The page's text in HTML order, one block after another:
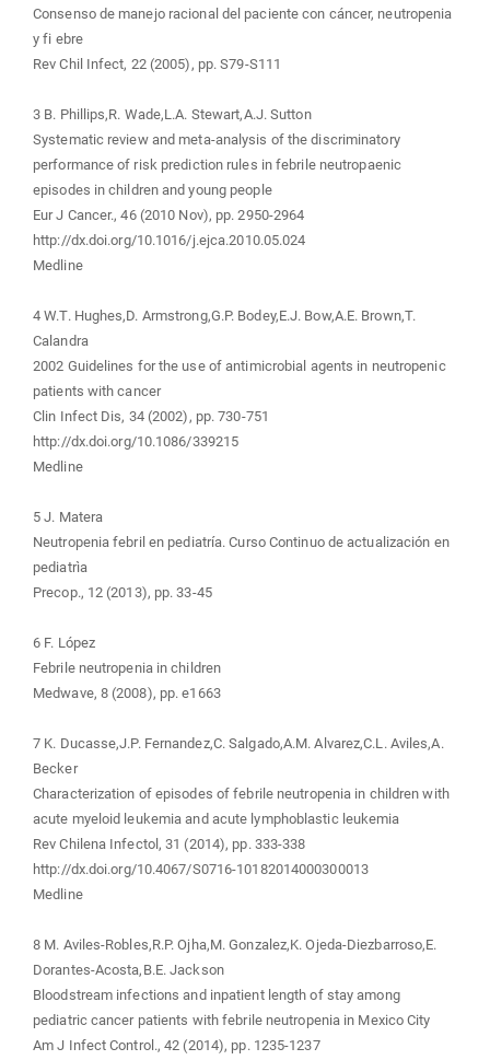
Consenso de manejo racional del paciente con cáncer, neutropenia
y fi ebre
Rev Chil Infect, 22 (2005), pp. S79-S111
3 B. Phillips,R. Wade,L.A. Stewart,A.J. Sutton
Systematic review and meta-analysis of the discriminatory
performance of risk prediction rules in febrile neutropaenic
episodes in children and young people
Eur J Cancer., 46 (2010 Nov), pp. 2950-2964
http://dx.doi.org/10.1016/j.ejca.2010.05.024
Medline
4 W.T. Hughes,D. Armstrong,G.P. Bodey,E.J. Bow,A.E. Brown,T.
Calandra
2002 Guidelines for the use of antimicrobial agents in neutropenic
patients with cancer
Clin Infect Dis, 34 (2002), pp. 730-751
http://dx.doi.org/10.1086/339215
Medline
5 J. Matera
Neutropenia febril en pediatría. Curso Continuo de actualización en
pediatrìa
Precop., 12 (2013), pp. 33-45
6 F. López
Febrile neutropenia in children
Medwave, 8 (2008), pp. e1663
7 K. Ducasse,J.P. Fernandez,C. Salgado,A.M. Alvarez,C.L. Aviles,A.
Becker
Characterization of episodes of febrile neutropenia in children with
acute myeloid leukemia and acute lymphoblastic leukemia
Rev Chilena Infectol, 31 (2014), pp. 333-338
http://dx.doi.org/10.4067/S0716-10182014000300013
Medline
8 M. Aviles-Robles,R.P. Ojha,M. Gonzalez,K. Ojeda-Diezbarroso,E.
Dorantes-Acosta,B.E. Jackson
Bloodstream infections and inpatient length of stay among
pediatric cancer patients with febrile neutropenia in Mexico City
Am J Infect Control., 42 (2014), pp. 1235-1237